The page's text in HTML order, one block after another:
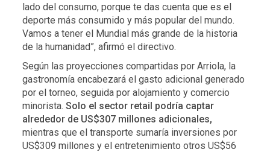
lado del consumo, porque te das cuenta que es el
deporte más consumido y más popular del mundo.
Vamos a tener el Mundial más grande de la historia
de la humanidad”, afirmó el directivo.
Según las proyecciones compartidas por Arriola, la
gastronomía encabezará el gasto adicional generado
por el torneo, seguida por alojamiento y comercio
minorista.Solo el sector retail podría captar
alrededor de US$307 millones adicionales,
mientras que el transporte sumaría inversiones por
US$309 millones y el entretenimiento otros US$56